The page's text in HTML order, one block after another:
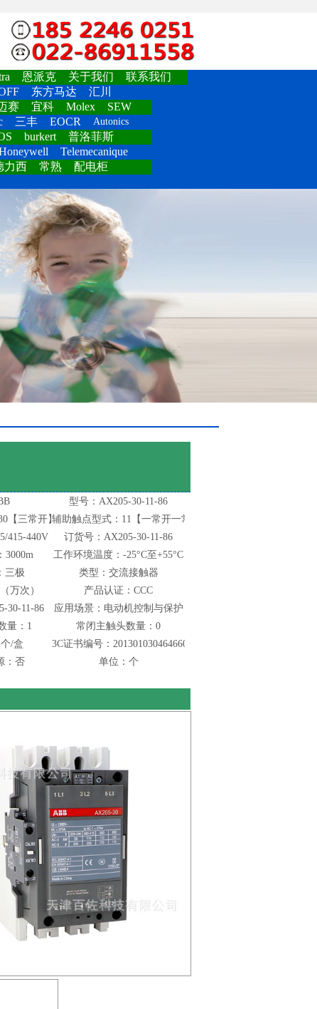
恩派克 关于我们
联系我们
东方马达
汇川
赛 宜科 Molex
SEW
三丰 EOCR Autonics
burkert
普洛菲斯
Telemecanique
力西 常熟
配电柜
型号：AX205-30-11-86
【三常开】辅助触点型式：11【一常开一常闭】
415-440V
订货号：AX205-30-11-86
3000m
工作环境温度：-25°C至+55°C
三极
类型：交流接触器
万次）
产品认证：CCC
30-11-86
应用场景：电动机控制与保护
量：1
常闭主触头数量：0
/盒
3C证书编号：2013010304646608
：否
单位：个